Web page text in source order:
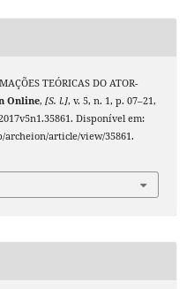
TEÓRICAS DO ATOR-
Online, [S. l.], v. 5, n. 1, p. 07–21,
Disponível em:
article/view/35861.